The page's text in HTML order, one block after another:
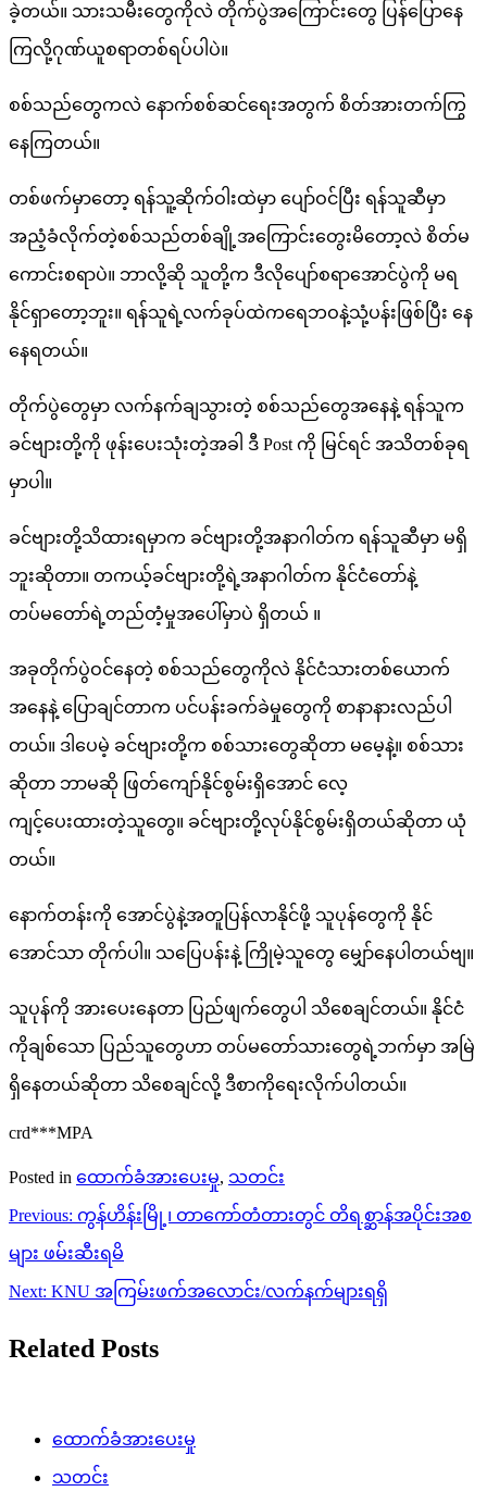
ခဲ့တယ်။ သားသမီးတွေကိုလဲ တိုက်ပွဲအကြောင်းတွေ ပြန်ပြောနေ
ကြလို့ဂုဏ်ယူစရာတစ်ရပ်ပါပဲ။
စစ်သည်တွေကလဲ နောက်စစ်ဆင်ရေးအတွက် စိတ်အားတက်ကြွ
နေကြတယ်။
တစ်ဖက်မှာတော့ ရန်သူ့ဆိုက်ဝါးထဲမှာ ပျော်ဝင်ပြီး ရန်သူဆီမှာ
အညံ့ခံလိုက်တဲ့စစ်သည်တစ်ချို့အကြောင်းတွေးမိတော့လဲ စိတ်မ
ကောင်းစရာပဲ။ ဘာလို့ဆို သူတို့က ဒီလိုပျော်စရာအောင်ပွဲကို မရ
နိုင်ရှာတော့ဘူး။ ရန်သူရဲ့လက်ခုပ်ထဲကရေဘဝနဲ့သုံ့ပန်းဖြစ်ပြီး နေ
နေရတယ်။
တိုက်ပွဲတွေမှာ လက်နက်ချသွားတဲ့ စစ်သည်တွေအနေနဲ့ ရန်သူက
ခင်ဗျားတို့ကို ဖုန်းပေးသုံးတဲ့အခါ ဒီ Post ကို မြင်ရင် အသိတစ်ခုရ
မှာပါ။
ခင်ဗျားတို့သိထားရမှာက ခင်ဗျားတို့အနာဂါတ်က ရန်သူဆီမှာ မရှိ
ဘူးဆိုတာ။ တကယ့်ခင်ဗျားတို့ရဲ့အနာဂါတ်က နိုင်ငံတော်နဲ့
တပ်မတော်ရဲ့တည်တံ့မှုအပေါ်မှာပဲ ရှိတယ် ။
အခုတိုက်ပွဲဝင်နေတဲ့ စစ်သည်တွေကိုလဲ နိုင်ငံသားတစ်ယောက်
အနေနဲ့ ပြောချင်တာက ပင်ပန်းခက်ခဲမှုတွေကို စာနာနားလည်ပါ
တယ်။ ဒါပေမဲ့ ခင်ဗျားတို့က စစ်သားတွေဆိုတာ မမေ့နဲ့။ စစ်သား
ဆိုတာ ဘာမဆို ဖြတ်ကျော်နိုင်စွမ်းရှိအောင် လေ့
ကျင့်ပေးထားတဲ့သူတွေ။ ခင်ဗျားတို့လုပ်နိုင်စွမ်းရှိတယ်ဆိုတာ ယုံ
တယ်။
နောက်တန်းကို အောင်ပွဲနဲ့အတူပြန်လာနိုင်ဖို့ သူပုန်တွေကို နိုင်
အောင်သာ တိုက်ပါ။ သပြေပန်းနဲ့ ကြိုမဲ့သူတွေ မျှော်နေပါတယ်ဗျ။
သူပုန်ကို အားပေးနေတာ ပြည်ဖျက်တွေပါ သိစေချင်တယ်။ နိုင်ငံ
ကိုချစ်သော ပြည်သူတွေဟာ တပ်မတော်သားတွေရဲ့ဘက်မှာ အမြဲ
ရှိနေတယ်ဆိုတာ သိစေချင်လို့ ဒီစာကိုရေးလိုက်ပါတယ်။
crd***MPA
Posted in ထောက်ခံအားပေးမှု, သတင်း
Post
navigation
Previous: ကွန်ဟိန်းမြို့၊ တာကော်တံတားတွင် တိရစ္ဆာန်အပိုင်းအစ
များ ဖမ်းဆီးရမိ
Next: KNU အကြမ်းဖက်အလောင်း/လက်နက်များရရှိ
Related Posts
ထောက်ခံအားပေးမှု
သတင်း